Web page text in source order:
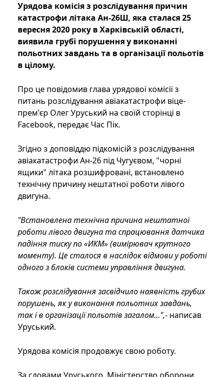
Урядова комісія з розслідування причин
катастрофи літака Ан-26Ш, яка сталася 25
вересня 2020 року в Харківській області,
виявила грубі порушення у виконанні
польотних завдань та в організації польотів
в цілому.
Про це повідомив глава урядової комісії з
питань розслідування авіакатастрофи віце-
прем'єр Олег Уруський на своїй сторінці в
Facebook, передає Час Пік.
Згідно з доповіддю підкомісій з розслідування
авіакатастрофи Ан-26 під Чугуєвом, "чорні
ящики" літака розшифровані, встановлено
технічну причину нештатної роботи лівого
двигуна.
"Встановлена технічна причина нештатної
роботи лівого двигуна та спрацювання датчика
падіння тиску по «ИКМ» (вимірювач крутного
моменту). Це сталося в наслідок відмови у роботі
одного з блоків системи управління двигуна.
Також розслідування засвідчило наявність грубих
порушень, як у виконання польотних завдань,
так і в організації польотів загалом...",- написав
Уруський.
Урядова комісія продовжує свою роботу.